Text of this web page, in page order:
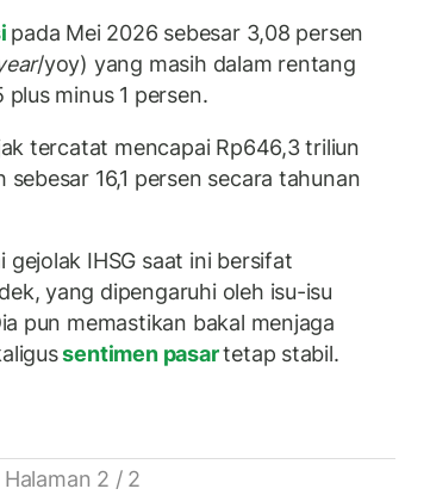
pada Mei 2026 sebesar 3,08 persen
/yoy) yang masih dalam rentang
minus 1 persen.
tercatat mencapai Rp646,3 triliun
16,1 persen secara tahunan
gejolak IHSG saat ini bersifat
yang dipengaruhi oleh isu-isu
pun memastikan bakal menjaga
sentimen pasartetap stabil.
Halaman 2 / 2